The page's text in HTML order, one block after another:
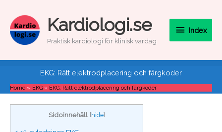
content
Kardiologi.se
Praktisk kardiologi för klinisk vardag
Index
Index
EKG: Rätt elektrodplacering och färgkoder
Home EKG EKG: Rätt elektrodplacering och färgkoder
Sidoinnehåll [hide]